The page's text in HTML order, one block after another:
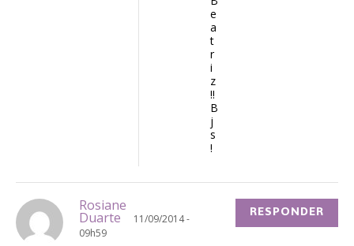
e
a
t
r
i
z
!!
B
j
s
!
Rosiane
Duarte
11/09/2014 -
09h59
RESPONDER